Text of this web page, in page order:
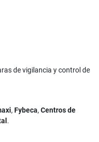
de vigilancia y control de
, Fybeca, Centros de
.